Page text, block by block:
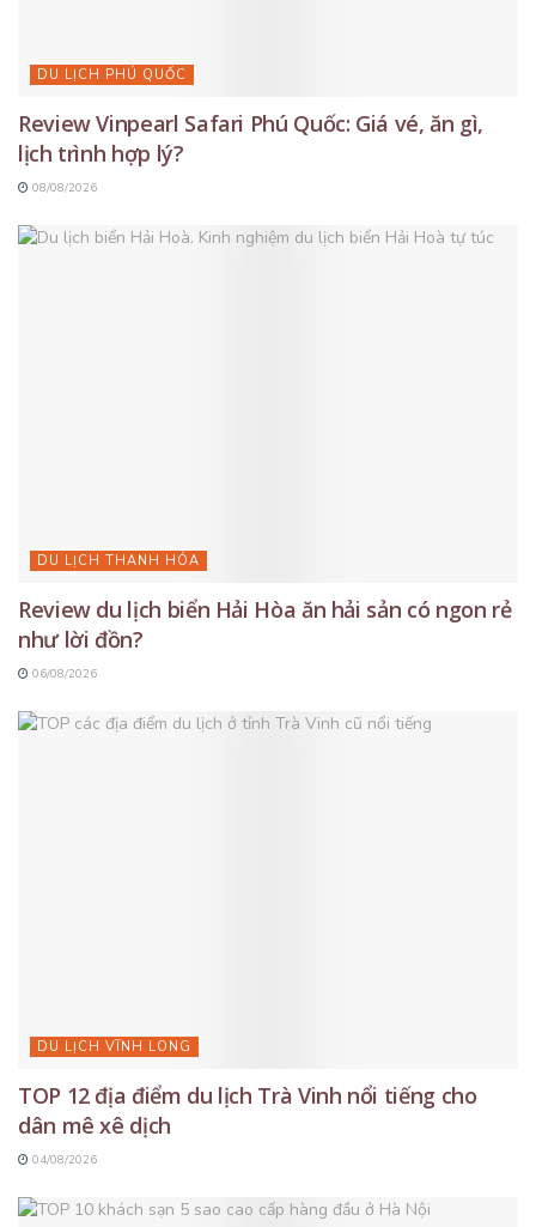
DU LỊCH PHÚ QUỐC
Review Vinpearl Safari Phú Quốc: Giá vé, ăn gì,
lịch trình hợp lý?
08/08/2026
DU LỊCH THANH HÓA
Review du lịch biển Hải Hòa ăn hải sản có ngon rẻ
như lời đồn?
06/08/2026
DU LỊCH VĨNH LONG
TOP 12 địa điểm du lịch Trà Vinh nổi tiếng cho
dân mê xê dịch
04/08/2026